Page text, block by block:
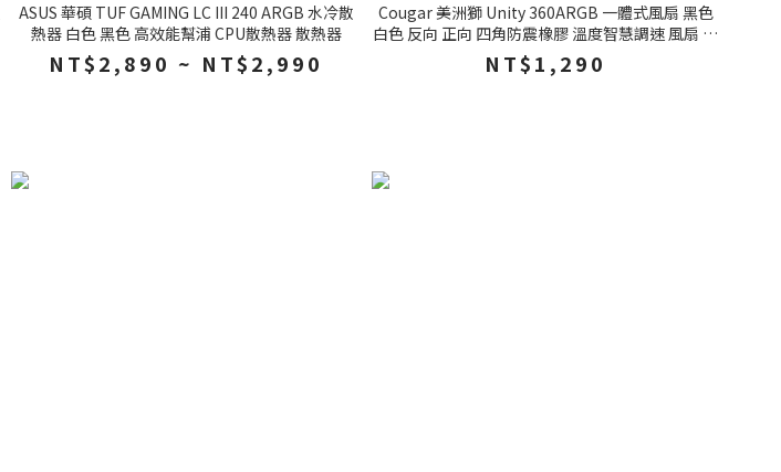
ASUS 華碩 TUF GAMING LC III 240 ARGB 水冷散
熱器 白色 黑色 高效能幫浦 CPU散熱器 散熱器
NT$2,890 ~ NT$2,990
Cougar 美洲獅 Unity 360ARGB 一體式風扇 黑色
白色 反向 正向 四角防震橡膠 溫度智慧調速 風扇 機
殼風扇 電腦風扇
NT$1,290